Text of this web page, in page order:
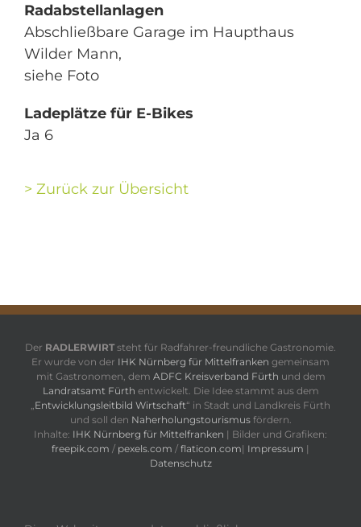
Radabstellanlagen
Abschließbare Garage im Haupthaus
Wilder Mann,
siehe Foto
Ladeplätze für E-Bikes
Ja 6
> Zurück zur Übersicht
Der RADLERWIRTsteht für Radfahrer-freundliche Gastronomie.
Er wurde von der IHK Nürnberg für Mittelfranken gemeinsam
mit Gastronomen, dem ADFC Kreisverband Fürth und dem
Landratsamt Fürth entwickelt. Die Idee stammt aus dem
„Entwicklungsleitbild Wirtschaft“ in Stadt und Landkreis Fürth
und soll den Naherholungstourismusfördern.
Inhalte: IHK Nürnberg für Mittelfranken | Bilder und Grafiken:
freepik.com / pexels.com / flaticon.com| Impressum |
Datenschutz